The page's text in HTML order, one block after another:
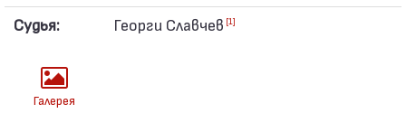
Судья: Георги Славчев [1]
Галерея